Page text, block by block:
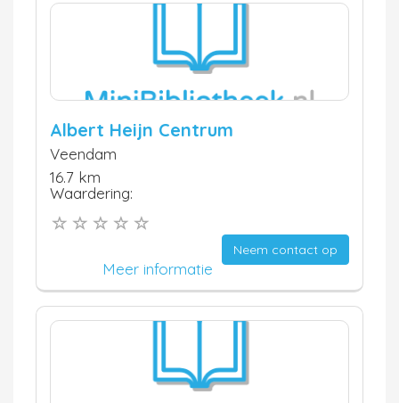
Albert Heijn Centrum
Veendam
16.7 km
Waardering:
Neem contact op
Meer informatie